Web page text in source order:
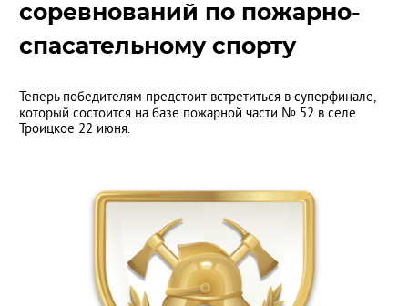
соревнований по пожарно-
спасательному спорту
Теперь победителям предстоит встретиться в суперфинале,
который состоится на базе пожарной части № 52 в селе
Троицкое 22 июня.